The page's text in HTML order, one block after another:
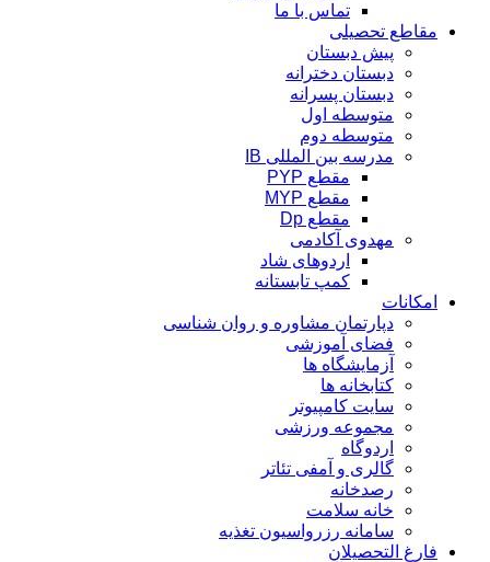
تماس با ما
مقاطع تحصیلی
پیش دبستان
دبستان دخترانه
دبستان پسرانه
متوسطه اول
متوسطه دوم
مدرسه بین المللی IB
مقطع PYP
مقطع MYP
مقطع Dp
مهدوی آکادمی
اردوهای شاد
کمپ تابستانه
امکانات
دپارتمان مشاوره و روان شناسی
فضای آموزشی
آزمایشگاه ها
کتابخانه ها
سایت کامپیوتر
مجموعه ورزشی
اردوگاه
گالری و آمفی تئاتر
رصدخانه
خانه سلامت
سامانه رزرواسیون تغذیه
فارغ التحصیلان